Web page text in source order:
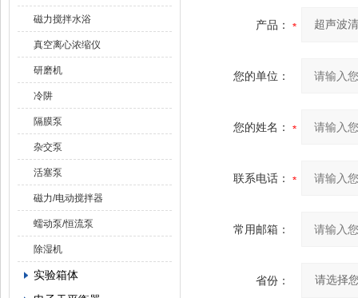
磁力搅拌水浴
真空离心浓缩仪
研磨机
冷阱
隔膜泵
杂交泵
活塞泵
磁力/电动搅拌器
蠕动泵/恒流泵
除湿机
实验箱体
产品：
您的单位：
您的姓名：
联系电话：
常用邮箱：
省份：